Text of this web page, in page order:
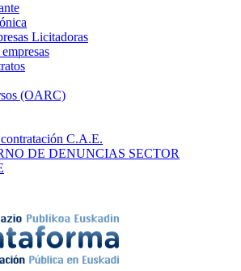
Licitadoras
(OARC)
C.A.E.
DE DENUNCIAS SECTOR